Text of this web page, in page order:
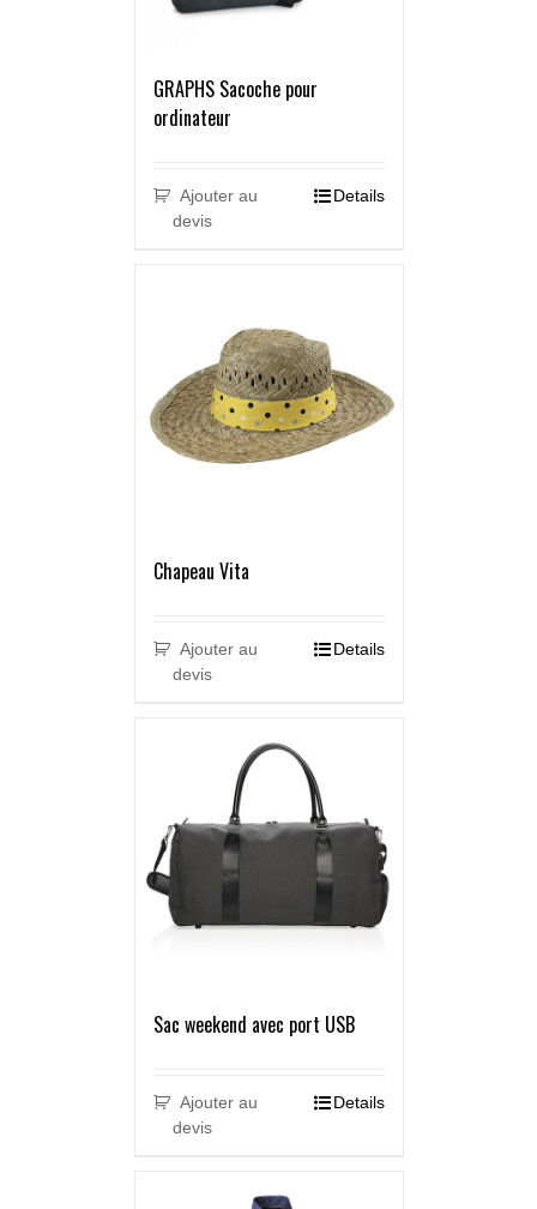
GRAPHS Sacoche pour
ordinateur
Ajouter au
devis
Details
Chapeau Vita
Ajouter au
devis
Details
Sac weekend avec port USB
Ajouter au
devis
Details